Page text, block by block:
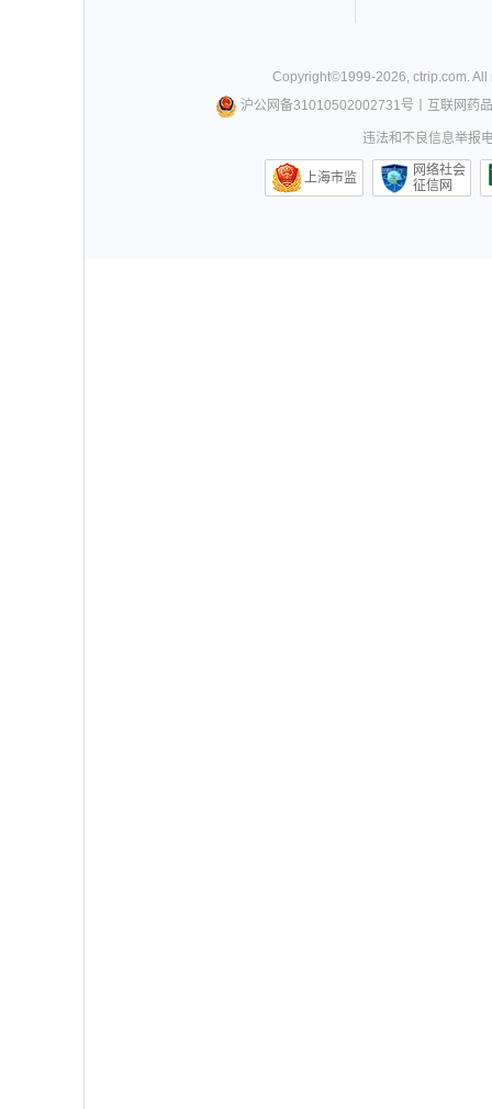
Copyright©1999-2026,ctrip.com.
沪公网备31010502002731号
互联网药
违法和不良信息举报
上海市监
网络社会
征信网